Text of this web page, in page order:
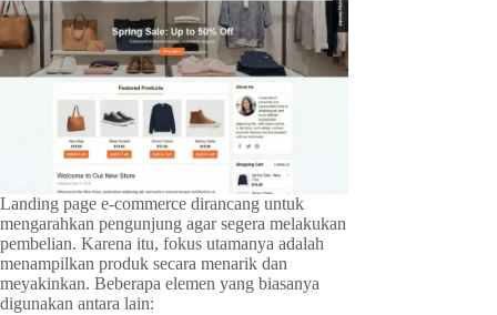
Landing page e-commerce dirancang untuk
mengarahkan pengunjung agar segera melakukan
pembelian. Karena itu, fokus utamanya adalah
menampilkan produk secara menarik dan
meyakinkan. Beberapa elemen yang biasanya
digunakan antara lain: